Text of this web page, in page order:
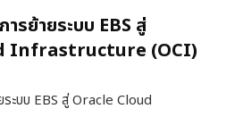
รย้ายระบบ EBS สู่
Infrastructure (OCI)
ระบบ EBS สู่ Oracle Cloud